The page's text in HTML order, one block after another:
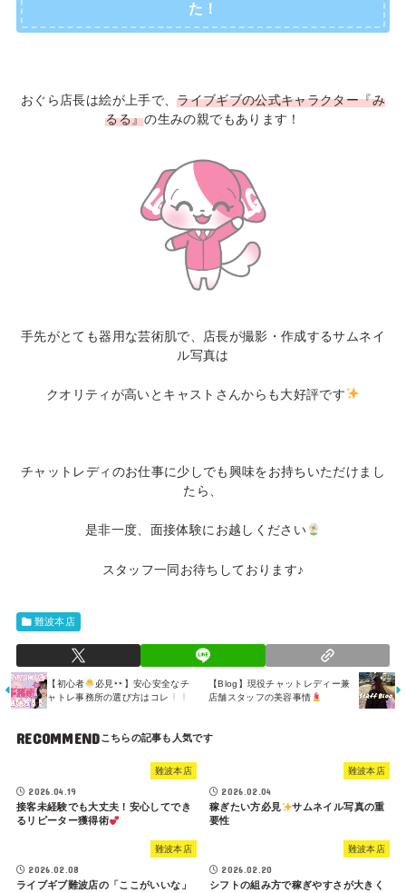
た！
おぐら店長は絵が上手で、ライブギブの公式キャラクター『み
るる』の生みの親でもあります！
手先がとても器用な芸術肌で、店長が撮影・作成するサムネイ
ル写真は
クオリティが高いとキャストさんからも大好評です
チャットレディのお仕事に少しでも興味をお持ちいただけまし
たら、
是非一度、面接体験にお越しください
スタッフ一同お待ちしております♪
難波本店
【初心者 必見
】安心安全なチ
ャトレ事務所の選び方はコレ
【Blog】現役チャットレディー兼
店舗スタッフの美容事情
RECOMMEND
難波本店
2026.04.19
接客未経験でも大丈夫！安心してでき
るリピーター獲得術
難波本店
2026.02.04
稼ぎたい方必見
サムネイル写真の重
要性
難波本店
2026.02.08
ライブギブ難波店の「ここがいいな」
難波本店
2026.02.20
シフトの組み方で稼ぎやすさが大きく